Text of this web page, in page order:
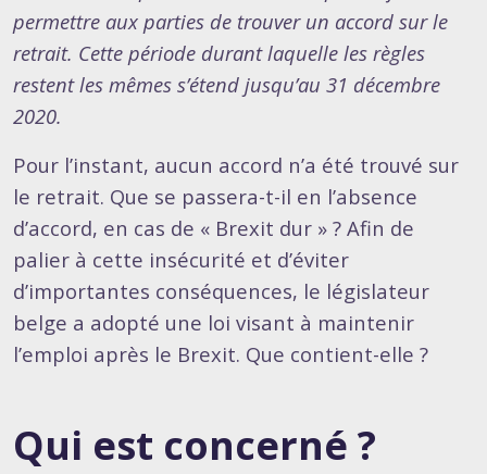
permettre aux parties de trouver un accord sur le
retrait. Cette période durant laquelle les règles
restent les mêmes s’étend jusqu’au 31 décembre
2020.
Pour l’instant, aucun accord n’a été trouvé sur
le retrait. Que se passera-t-il en l’absence
d’accord, en cas de « Brexit dur » ? Afin de
palier à cette insécurité et d’éviter
d’importantes conséquences, le législateur
belge a adopté une loi visant à maintenir
l’emploi après le Brexit. Que contient-elle ?
Qui est concerné ?